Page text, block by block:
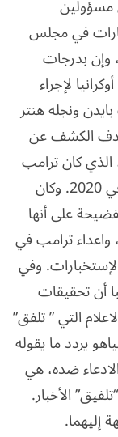
مسؤولين
في مجلس
وإن بدرجات
لإجراء
ونجله هنتر
الكشف عن
الذي كان ترامب
يتوقع أن يكون مرشح الحزب الديمقراطي في 2020. وكان
على أنها
واعداء ترامب في
وفي
أن تحقيقات
التي ” تلفق”
يردد ما يقوله
ضده، هي
الأخبار.
إليهما.